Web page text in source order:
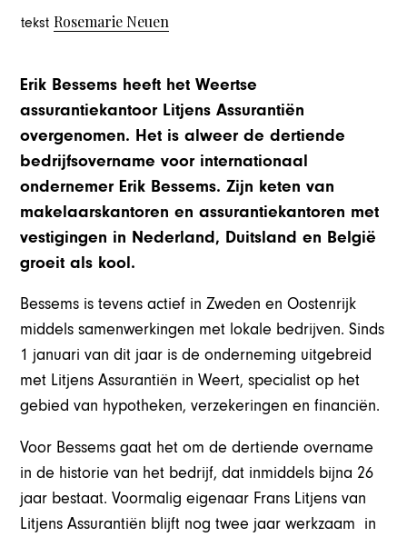
tekstRosemarie Neuen
Erik Bessems heeft het Weertse
assurantiekantoor Litjens Assurantiën
overgenomen. Het is alweer de dertiende
bedrijfsovername voor internationaal
ondernemer Erik Bessems. Zijn keten van
makelaarskantoren en assurantiekantoren met
vestigingen in Nederland, Duitsland en België
groeit als kool.
Bessems is tevens actief in Zweden en Oostenrijk
middels samenwerkingen met lokale bedrijven. Sinds
1 januari van dit jaar is de onderneming uitgebreid
met Litjens Assurantiën in Weert, specialist op het
gebied van hypotheken, verzekeringen en financiën.
Voor Bessems gaat het om de dertiende overname
in de historie van het bedrijf, dat inmiddels bijna 26
jaar bestaat. Voormalig eigenaar Frans Litjens van
Litjens Assurantiën blijft nog twee jaar werkzaam in